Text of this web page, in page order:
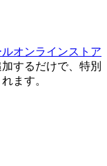
ルオンラインストア
するだけで、特別
ます。